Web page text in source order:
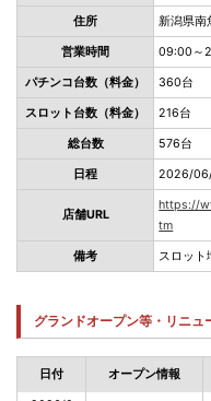
住所 新潟県南
営業時間 09:00～
パチンコ台数（料金） 360台
スロット台数（料金） 216台
総台数 576台
日程 2026/
店舗URL
https://
tm
備考 スロット
グランドオープン等・リニュ
日付 オープン情報